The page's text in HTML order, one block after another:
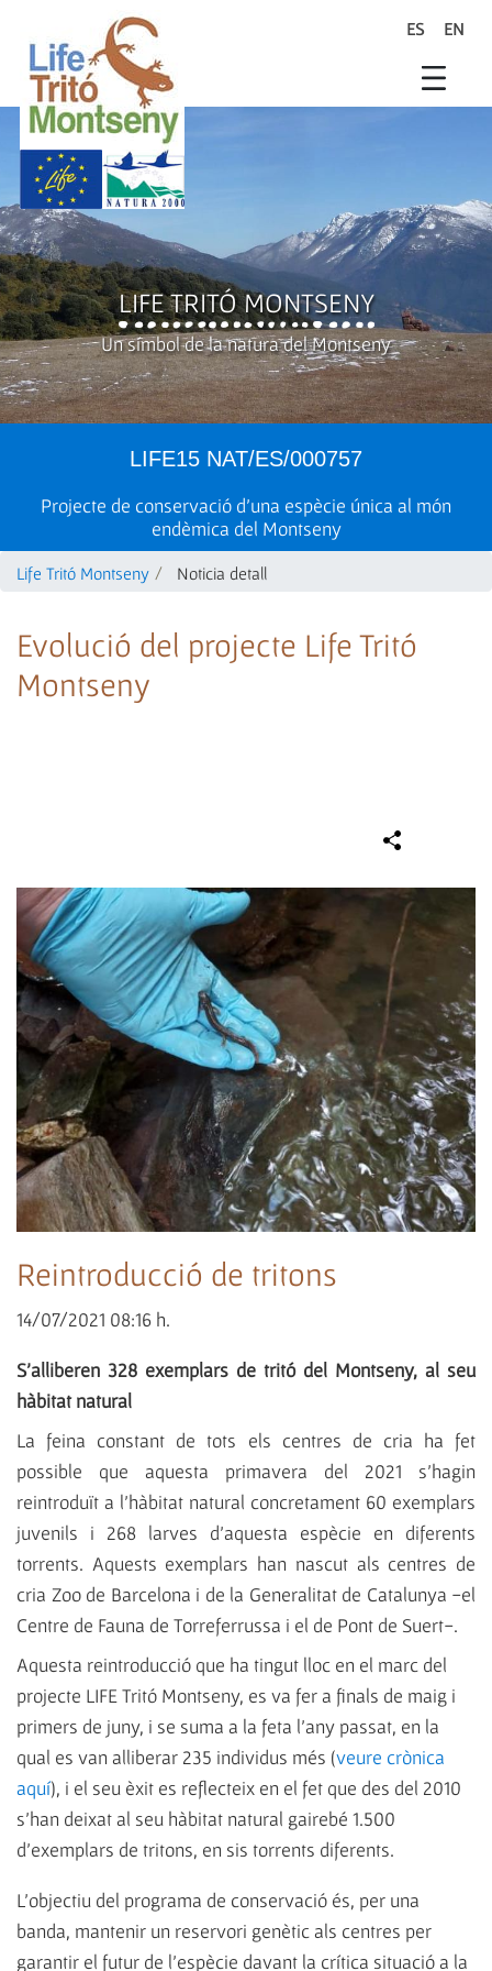
Salta al contingut principal
Life Trit� Montseny
Life Programme
Xarxa Natura
ES EN
LIFE TRITÓ MONTSENY
Un símbol de la natura del Montseny
LIFE15 NAT/ES/000757
Projecte de conservació d'una espècie única al món
endèmica del Montseny
Life Tritó Montseny Noticia detall
Evolució del projecte Life Tritó
Montseny
Reintroducció de tritons
14/07/2021 08:16 h.
S’alliberen 328 exemplars de tritó del Montseny, al seu
hàbitat natural
La feina constant de tots els centres de cria ha fet
possible que aquesta primavera del 2021 s’hagin
reintroduït a l’hàbitat natural concretament 60 exemplars
juvenils i 268 larves d’aquesta espècie en diferents
torrents. Aquests exemplars han nascut als centres de
cria Zoo de Barcelona i de la Generalitat de Catalunya -el
Centre de Fauna de Torreferrussa i el de Pont de Suert-.
Aquesta reintroducció que ha tingut lloc en el marc del
projecte LIFE Tritó Montseny, es va fer a finals de maig i
primers de juny, i se suma a la feta l’any passat, en la
qual es van alliberar 235 individus més (veure crònica
aquí), i el seu èxit es reflecteix en el fet que des del 2010
s’han deixat al seu hàbitat natural gairebé 1.500
d’exemplars de tritons, en sis torrents diferents.
L’objectiu del programa de conservació és, per una
banda, mantenir un reservori genètic als centres per
garantir el futur de l’espècie davant la crítica situació a la